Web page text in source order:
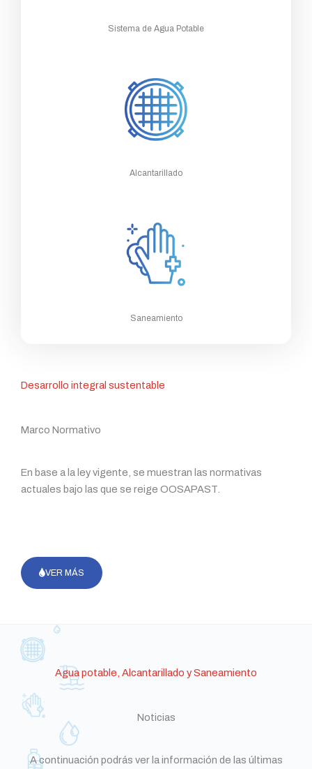
Sistema de Agua Potable
Alcantarillado
Saneamiento
Desarrollo integral sustentable
Marco Normativo
En base a la ley vigente, se muestran las normativas
actuales bajo las que se reige OOSAPAST.
VER MÁS
Agua potable, Alcantarillado y Saneamiento
Noticias
A continuación podrás ver la información de las últimas